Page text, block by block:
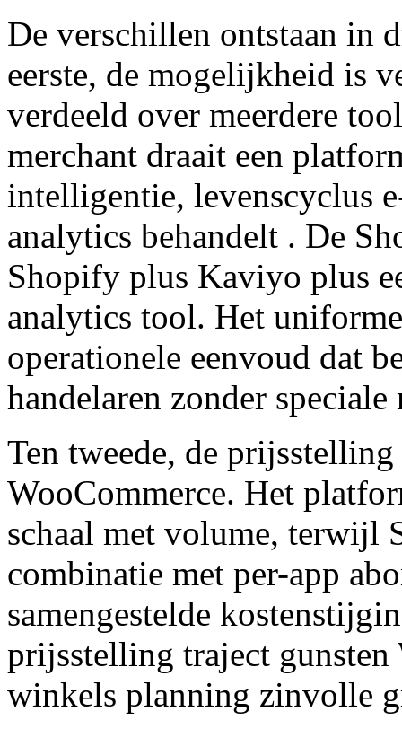
De verschillen ontstaan in
eerste, de mogelijkheid is
verdeeld over meerdere
merchant draait een
intelligentie, levenscyclus
analytics behandelt . De
Shopify plus Kaviyo plus
analytics tool. Het
operationele eenvoud dat
handelaren zonder
Ten tweede, de
WooCommerce. Het
schaal met volume, terwijl
combinatie met per-app
samengestelde
prijsstelling traject
winkels planning zinvolle